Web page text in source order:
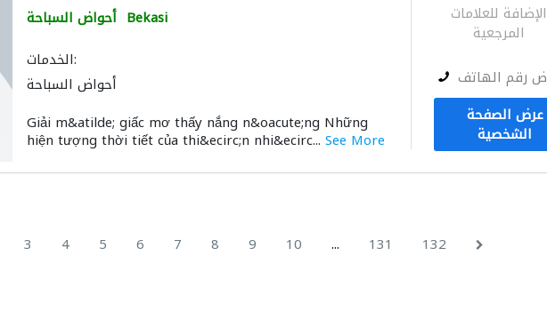
أحواض السباحة Bekasi
الخدمات:
أحواض السباحة
Giải m&atilde; giấc mơ thấy nắng n&oacute;ng Những
hiện tượng thời tiết của thi&ecirc;n nhi&ecirc... See More
الإضافة للعلامات
المرجعية
رقم الهاتف
عرض الصفحة
الشخصية
3 4 5 6 7 8 9 10 ... 131 132